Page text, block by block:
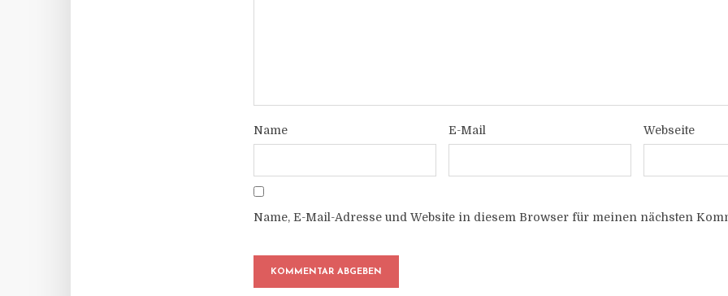
Name E-Mail Webseite
Name, E-Mail-Adresse und Website in diesem Browser für meinen nächsten